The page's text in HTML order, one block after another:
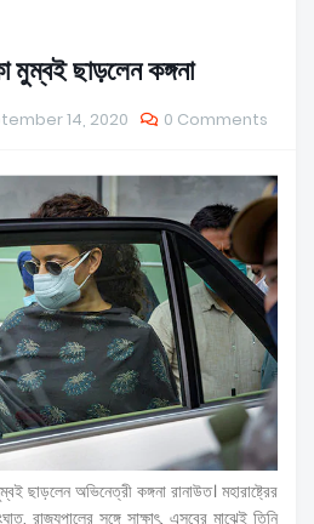
মুম্বই ছাড়লেন কঙ্গনা
14, 2020 0 Comments
ছাড়লেন অভিনেত্রী কঙ্গনা রানাউত। মহারাষ্ট্রের
রাজ্যপালের সঙ্গে সাক্ষাৎ, এসবের মাঝেই তিনি